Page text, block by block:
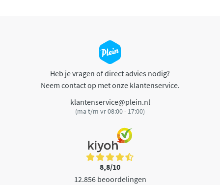
Heb je vragen of direct advies nodig?
Neem contact op met onze klantenservice.
klantenservice@plein.nl
(ma t/m vr 08:00 - 17:00)
8,8/10
12.856 beoordelingen